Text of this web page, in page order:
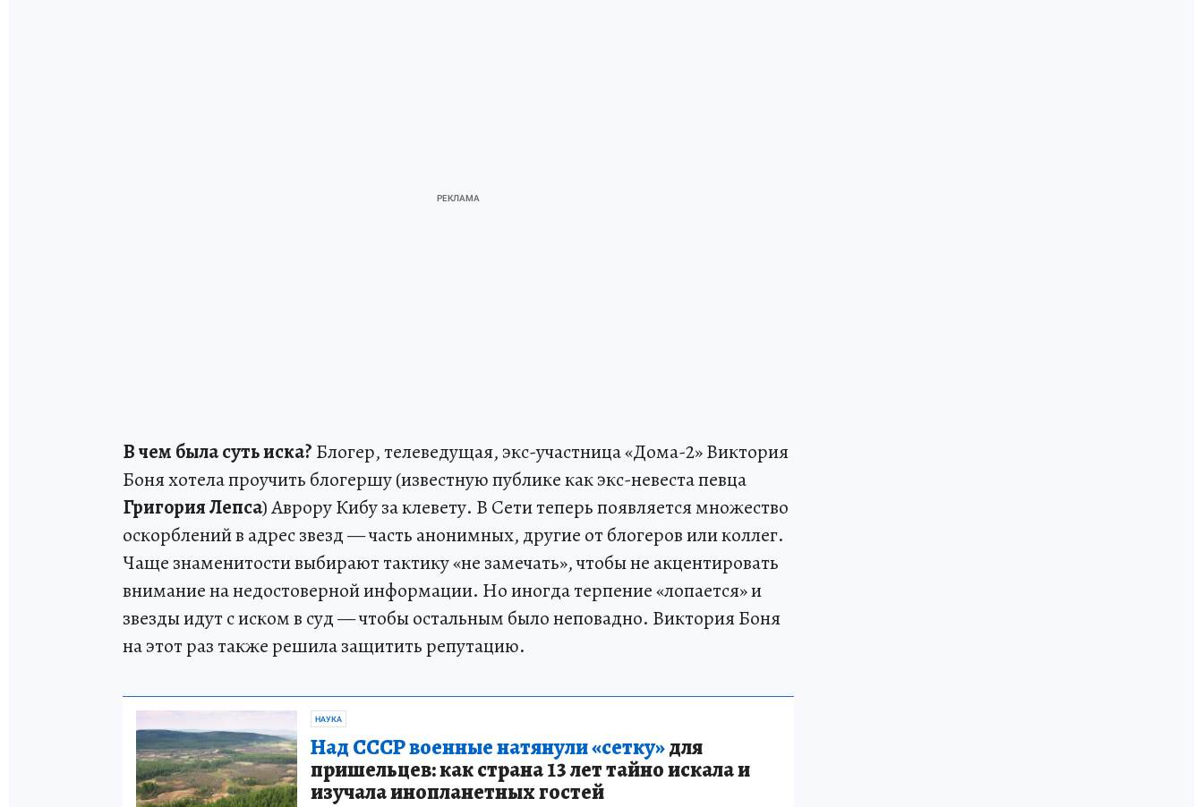
В чем была суть иска? Блогер, телеведущая, экс-участница «Дома-2» Виктория
Боня хотела проучить блогершу (известную публике как экс-невеста певца
Григория Лепса) Аврору Кибу за клевету. В Сети теперь появляется множество
оскорблений в адрес звезд — часть анонимных, другие от блогеров или коллег.
Чаще знаменитости выбирают тактику «не замечать», чтобы не акцентировать
внимание на недостоверной информации. Но иногда терпение «лопается» и
звезды идут с иском в суд — чтобы остальным было неповадно. Виктория Боня
на этот раз также решила защитить репутацию.
НАУКА
Над СССР военные натянули «сетку»для
пришельцев: как страна 13 лет тайно искала и
изучала инопланетных гостей